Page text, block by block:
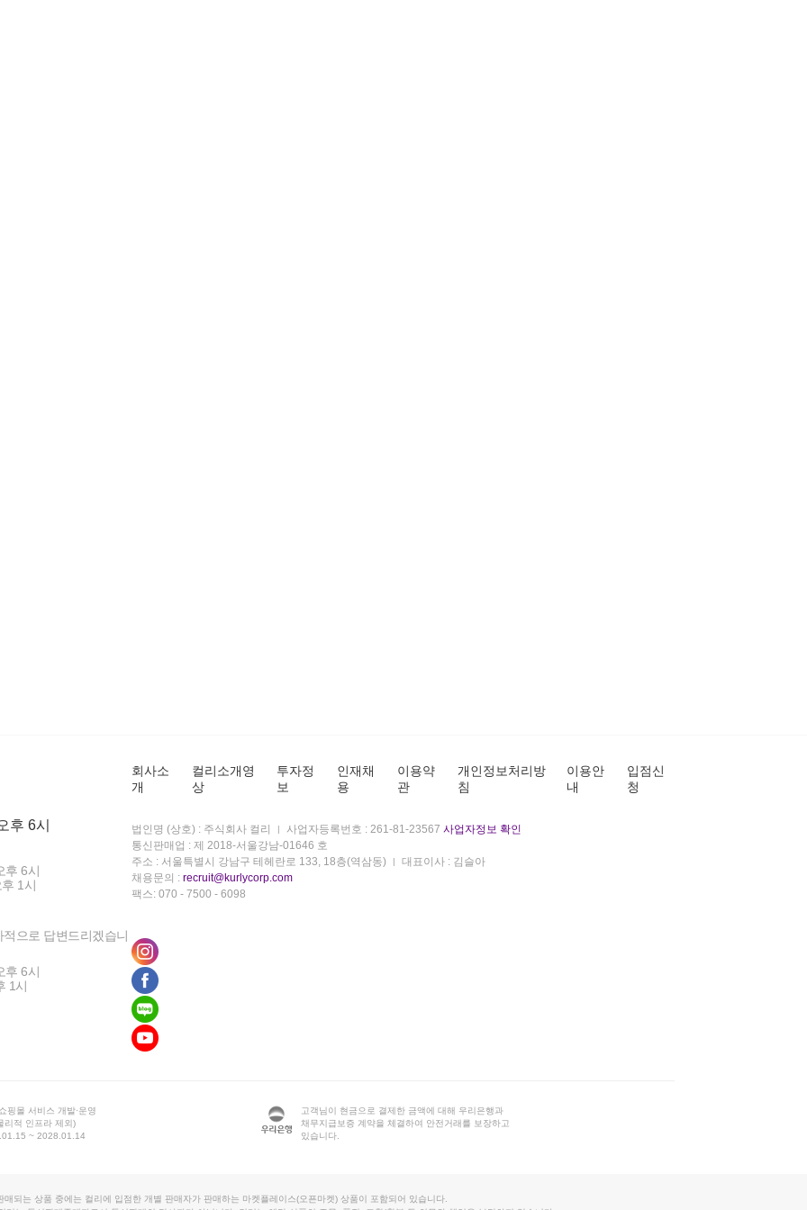
후 6시
후 6시
1시
으로 답변드리겠습니
후 6시
1시
회사소
개
컬리소개영
상
투자정
보
인재채
용
이용약
관
개인정보처리방
침
이용안
내
입점신
청
법인명 (상호) : 주식회사 컬리 사업자등록번호 : 261-81-23567 사업자정보 확인
통신판매업 : 제 2018-서울강남-01646 호
주소 : 서울특별시 강남구 테헤란로 133, 18층(역삼동)
대표이사 : 김슬아
채용문의 : recruit@kurlycorp.com
팩스: 070 - 7500 - 6098
핑몰 서비스 개발·운영
리적 인프라 제외)
~ 2028.01.14
고객님이 현금으로 결제한 금액에 대해 우리은행과
채무지급보증 계약을 체결하여 안전거래를 보장하고
있습니다.
매되는 상품 중에는 컬리에 입점한 개별 판매자가 판매하는 마켓플레이스(오픈마켓) 상품이 포함되어 있습니다.